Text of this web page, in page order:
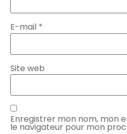
E-mail *
Site web
Enregistrer mon nom, mon
le navigateur pour mon